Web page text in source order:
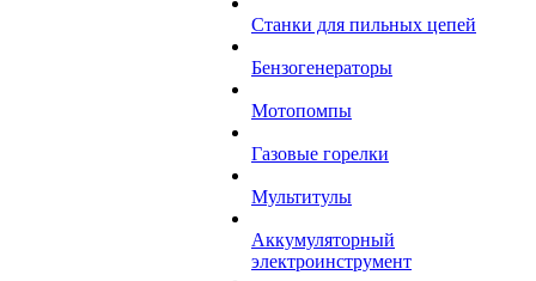
Станки для пильных цепей
Бензогенераторы
Мотопомпы
Газовые горелки
Мультитулы
Аккумуляторный
электроинструмент